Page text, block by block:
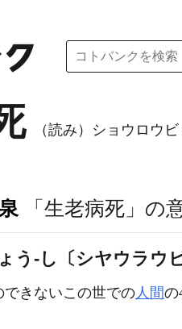
（読み）ショウロウ
「生老病死」の
う‐し〔シヤウラウ
できないこの世での人間の